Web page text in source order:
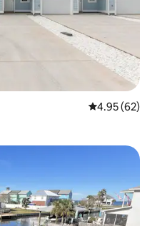
平均评分
4.95 (62)